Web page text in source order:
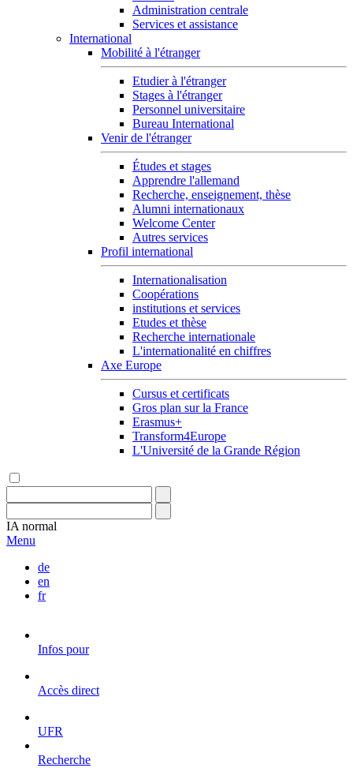
Administration centrale
Services et assistance
International
Mobilité à l'étranger
Etudier à l'étranger
Stages à l'étranger
Personnel universitaire
Bureau International
Venir de l'étranger
Études et stages
Apprendre l'allemand
Recherche, enseignement, thèse
Alumni internationaux
Welcome Center
Autres services
Profil international
Internationalisation
Coopérations
institutions et services
Etudes et thèse
Recherche internationale
L'internationalité en chiffres
Axe Europe
Cursus et certificats
Gros plan sur la France
Erasmus+
Transform4Europe
L'Université de la Grande Région
IA normal
Menu
de
en
fr
Infos pour
Accès direct
UFR
Recherche